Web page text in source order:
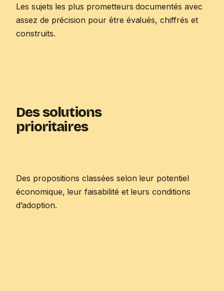
Les sujets les plus prometteurs documentés avec
assez de précision pour être évalués, chiffrés et
construits.
Des solutions
prioritaires
Des propositions classées selon leur potentiel
économique, leur faisabilité et leurs conditions
d’adoption.